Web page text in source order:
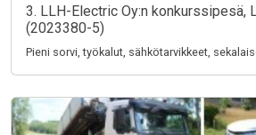
3. LLH-Electric Oy:n konkurssipesä,
(2023380-5)
Pieni sorvi, työkalut, sähkötarvikkeet,